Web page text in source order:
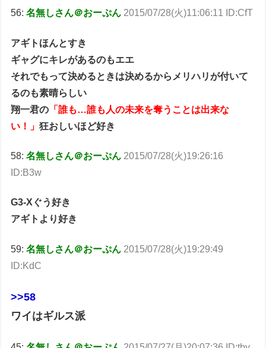
56:名無しさん＠おーぷん 2015/07/28(火)11:06:11 ID:CfT
アギトほんとすき
ギャグにキレがあるのもエエ
それでもって決めるときは決めるからメリハリが付いて
るのも素晴らしい
翔一君の 「誰も…誰も人の未来を奪うことは出来な
い！」狂おしいほど好き
58:名無しさん＠おーぷん 2015/07/28(火)19:26:16
ID:B3w
G3-Xぐう好き
アギトより好き
59:名無しさん＠おーぷん 2015/07/28(火)19:29:49
ID:KdC
>>58
ワイはギルス派